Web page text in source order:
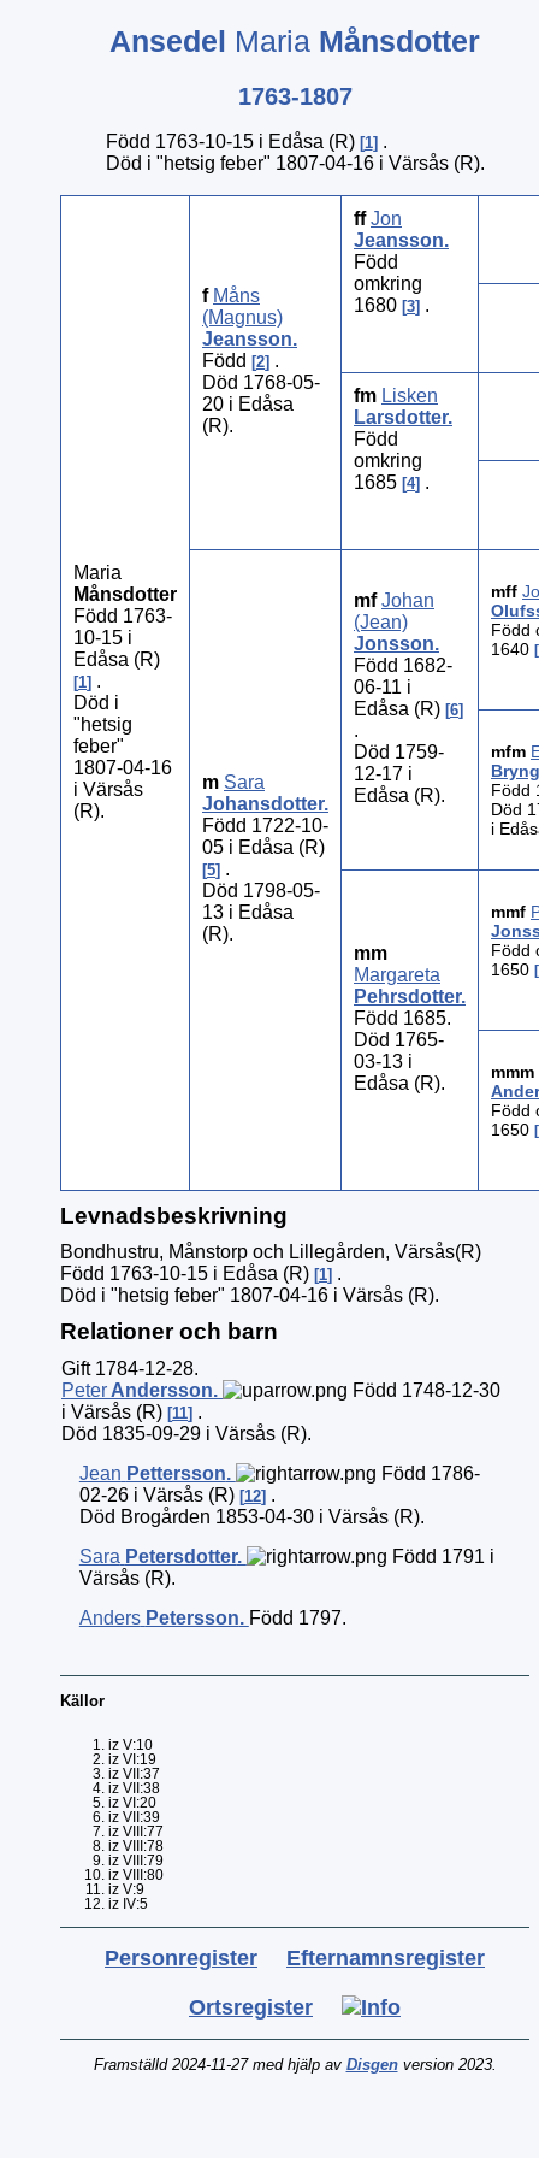
Ansedel Maria Månsdotter
1763-1807
Född 1763-10-15 i Edåsa (R) 1 .
Död i "hetsig feber" 1807-04-16 i Värsås (R).
Maria
Månsdotter
Född 1763-
10-15 i
Edåsa (R)
1 .
Död i
"hetsig
feber"
1807-04-16
i Värsås
(R).
f Måns
(Magnus)
Jeansson.
Född
2 .
Död 1768-05-
20 i Edåsa
(R).
ffJon
Jeansson.
Född
omkring
1680 3 .
fm Lisken
Larsdotter.
Född
omkring
1685 4 .
m Sara
Johansdotter.
Född 1722-10-
05 i Edåsa (R)
5 .
Död 1798-05-
13 i Edåsa
(R).
mfJohan
(Jean)
Jonsson.
Född 1682-
06-11 i
Edåsa (R) 6
.
Död 1759-
12-17 i
Edåsa (R).
mff
Född
1640
mfm
Född
Död
i
mm
Margareta
Pehrsdotter.
Född 1685.
Död 1765-
03-13 i
Edåsa (R).
mmf
Född
1650
mmm
Född
1650
Levnadsbeskrivning
Bondhustru, Månstorp och Lillegården, Värsås(R)
Född 1763-10-15 i Edåsa (R) 1 .
Död i "hetsig feber" 1807-04-16 i Värsås (R).
Relationer och barn
Gift 1784-12-28.
Peter Andersson.
Född 1748-12-30
i Värsås (R) 11 .
Död 1835-09-29 i Värsås (R).
Jean Pettersson.
Född 1786-
02-26 i Värsås (R) 12 .
Död Brogården 1853-04-30 i Värsås (R).
Sara Petersdotter.
Född 1791 i
Värsås (R).
Anders Petersson. Född 1797.
Källor
iz V:10
iz VI:19
iz VII:37
iz VII:38
iz VI:20
iz VII:39
iz VIII:77
iz VIII:78
iz VIII:79
iz VIII:80
iz V:9
iz IV:5
Personregister Efternamnsregister
Ortsregister
Framställd 2024-11-27 med hjälp av Disgenversion 2023.